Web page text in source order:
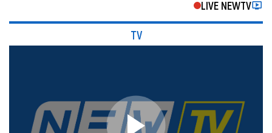
LIVE NEWTV
TV